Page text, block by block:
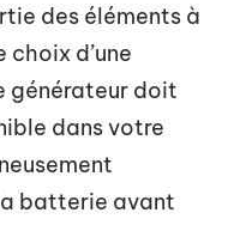
des éléments à
d’une
générateur doit
dans votre
batterie avant